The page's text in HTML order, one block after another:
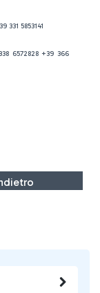
331 5853141
6572828 +39 366